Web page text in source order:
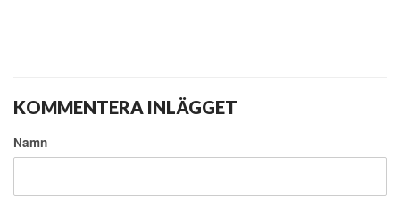
KOMMENTERA INLÄGGET
Namn